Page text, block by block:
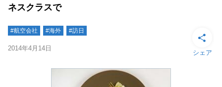
ネスクラスで
#航空会社 #海外 #訪日
2014年4月14日
シェア